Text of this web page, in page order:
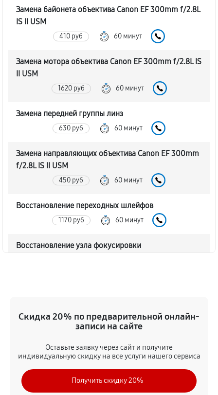
Замена байонета объектива Canon EF 300mm f/2.8L
IS II USM
410 руб 60 минут
Замена мотора объектива Canon EF 300mm f/2.8L IS
II USM
1620 руб 60 минут
Замена передней группы линз
630 руб 60 минут
Замена направляющих объектива Canon EF 300mm
f/2.8L IS II USM
450 руб 60 минут
Восстановление переходных шлейфов
1170 руб 60 минут
Восстановление узла фокусировки
720 руб
1350 руб 60 минут
Чистка от пыли объектива Canon EF 300mm f/2.8L
IS II USM
Скидка 20% по предварительной онлайн-
записи на сайте
Оставьте заявку через сайт и получите
индивидуальную скидку на все услуги нашего сервиса
Получить скидку 20%